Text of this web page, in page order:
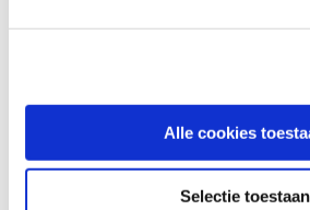
Alle cookies
Selectie toestaan
INCLUSIEF/EXCLUSIEF
VOORWAARDEN